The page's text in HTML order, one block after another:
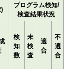
プログラム検知/
検査結果状況
検
知
数
未
検
査
適
合
不
適
合